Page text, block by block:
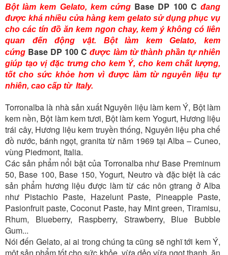
Bột làm kem Gelato, kem cứng Base DP 100 C đang
được khá nhiều cửa hàng kem gelato sử dụng phục vụ
cho các tín đồ ăn kem ngon chay, kem ý không có liên
quan đến động vật. Bột làm kem Gelato, kem
cứng Base DP 100 C được làm từ thành phần tự nhiên
giúp tạo vị đặc trưng cho kem Ý, cho kem chất lượng,
tốt cho sức khỏe hơn vì được làm từ nguyên liệu tự
nhiên, cao cấp từ Italy.
Torronalba là nhà sản xuất Nguyên liệu làm kem Ý, Bột làm
kem nền, Bột làm kem tươi, Bột làm kem Yogurt, Hương liệu
trái cây, Hương liệu kem truyền thống, Nguyên liệu pha chế
đồ nước, bánh ngọt, granita từ năm 1969 tại Alba – Cuneo,
vùng Piedmont, Italia.
Các sản phẩm nổi bật của Torronalba như Base Preminum
50, Base 100, Base 150, Yogurt, Neutro và đặc biệt là các
sản phẩm hương liệu được làm từ các nôn gtrang ở Alba
như Pistachio Paste, Hazelunt Paste, Pineapple Paste,
Pasionfruit paste, Coconut Paste, hay Mint green, Tiramisu,
Rhum, Blueberry, Raspberry, Strawberry, Blue Bubble
Gum...
Nói đến Gelato, ai ai trong chúng ta cũng sẽ nghĩ tới kem Ý,